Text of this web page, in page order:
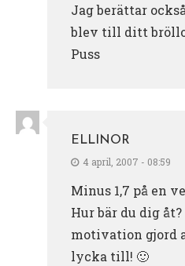
Jag berättar
blev till ditt
Puss
ELLINOR
4 april, 2007 - 08:59
Minus 1,7 på en
Hur bär du dig
motivation gjord
lycka till! 🙂